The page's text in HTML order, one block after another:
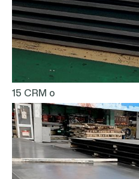
15 CRM o